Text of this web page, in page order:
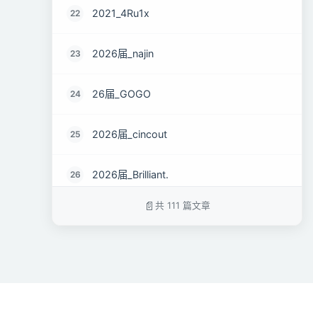
22 2021_4Ru1x
23 2026届_najin
24 26届_GOGO
25 2026届_cincout
26 2026届_Brilliant.
共 111 篇文章